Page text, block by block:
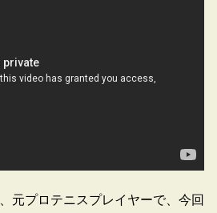
元プロテニスプレイヤーで、今回